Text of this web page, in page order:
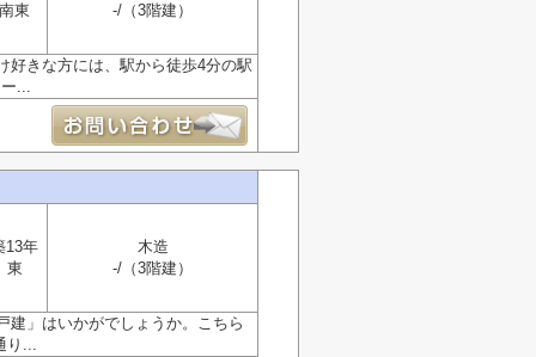
南東
-/（3階建）
好きな方には、駅から徒歩4分の駅
...
13年
東
木造
-/（3階建）
建」はいかがでしょうか。こちら
り...